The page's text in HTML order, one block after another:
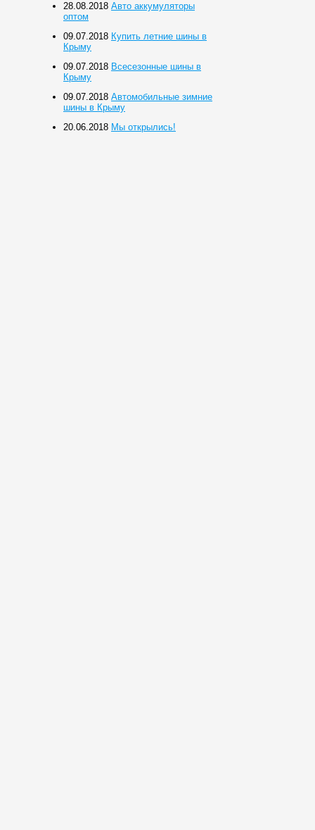
28.08.2018 Авто аккумуляторы
оптом
09.07.2018 Купить летние шины в
Крыму
09.07.2018 Всесезонные шины в
Крыму
09.07.2018 Автомобильные зимние
шины в Крыму
20.06.2018 Мы открылись!